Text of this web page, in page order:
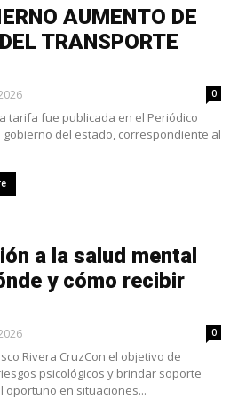
AUMENTO DE
TRANSPORTE
0
tarifa fue publicada en el Periódico
gobierno del estado, correspondiente al
a la salud mental
y cómo recibir
0
Rivera CruzCon el objetivo de
psicológicos y brindar soporte
oportuno en situaciones...